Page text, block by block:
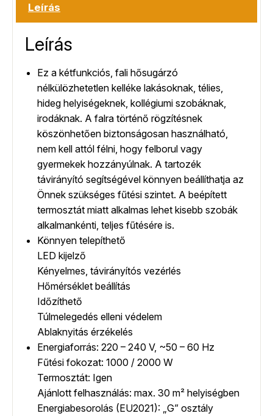
Leírás
Leírás
Ez a kétfunkciós, fali hősugárzó
nélkülözhetetlen kelléke lakásoknak, télies,
hideg helyiségeknek, kollégiumi szobáknak,
irodáknak. A falra történő rögzítésnek
köszönhetően biztonságosan használható,
nem kell attól félni, hogy felborul vagy
gyermekek hozzányúlnak. A tartozék
távirányító segítségével könnyen beállíthatja az
Önnek szükséges fűtési szintet. A beépített
termosztát miatt alkalmas lehet kisebb szobák
alkalmankénti, teljes fűtésére is.
Könnyen telepíthető
LED kijelző
Kényelmes, távirányítós vezérlés
Hőmérséklet beállítás
Időzíthető
Túlmelegedés elleni védelem
Ablaknyitás érzékelés
Energiaforrás: 220 – 240 V, ~50 – 60 Hz
Fűtési fokozat: 1000 / 2000 W
Termosztát: Igen
Ajánlott felhasználás: max. 30 m² helyiségben
Energiabesorolás (EU2021): „G” osztály